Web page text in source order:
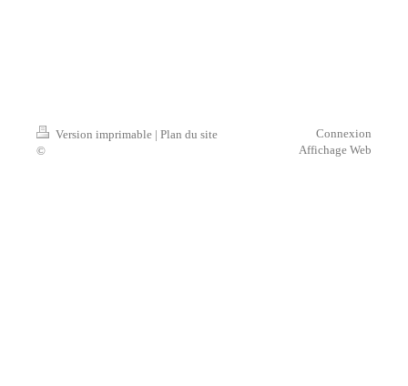
Version imprimable | Plan du site
©
Connexion
Affichage Web